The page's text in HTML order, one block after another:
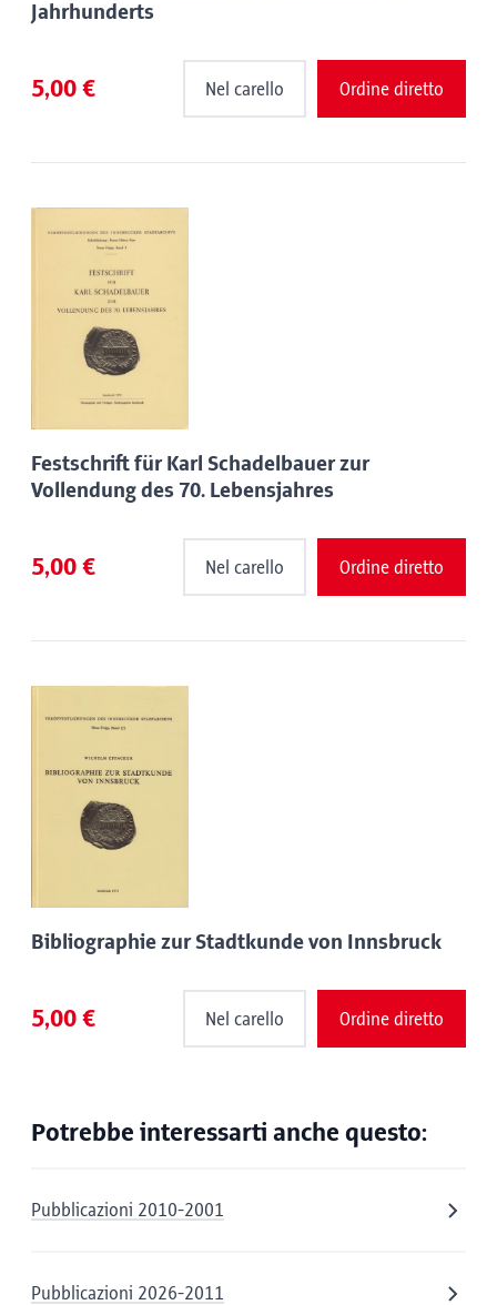
Jahrhunderts
5,00 € Nel carello Ordine diretto
Festschrift für Karl Schadelbauer zur
Vollendung des 70. Lebensjahres
5,00 € Nel carello Ordine diretto
Bibliographie zur Stadtkunde von Innsbruck
5,00 € Nel carello Ordine diretto
Potrebbe interessarti anche questo:
Pubblicazioni 2010-2001
Pubblicazioni 2026-2011